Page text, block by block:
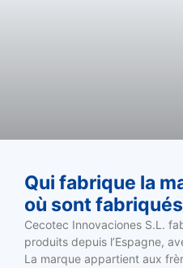
Qui fabrique la
où sont
Cecotec Innovaciones S.L.
produits depuis l’Espagne,
La marque appartient aux